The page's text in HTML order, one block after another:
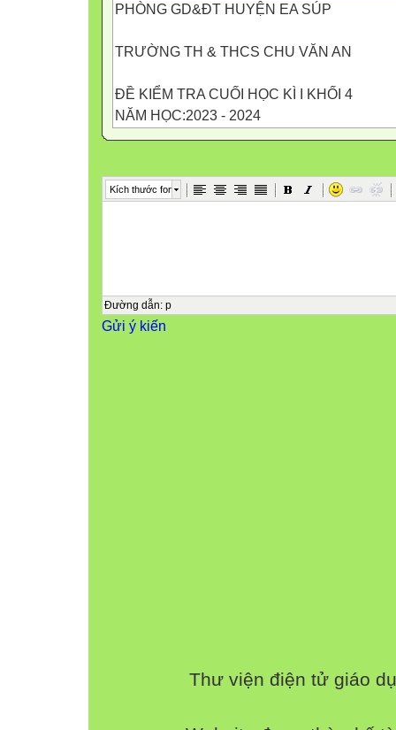
PHÒNG GD&ĐT HUYỆN EA SÚP
TRƯỜNG TH & THCS CHU VĂN AN
ĐỀ KIỂM TRA CUỐI HỌC KÌ I KHỐI 4
NĂM HỌC:2023 - 2024
MÔN TIẾNG VIỆT – KHỐI 4
Năm học: 2023 - 2024
Chủ đề
Kích thước font
Đường dẫn: p
Gửi ý kiến
Thư viện điện tử giáo